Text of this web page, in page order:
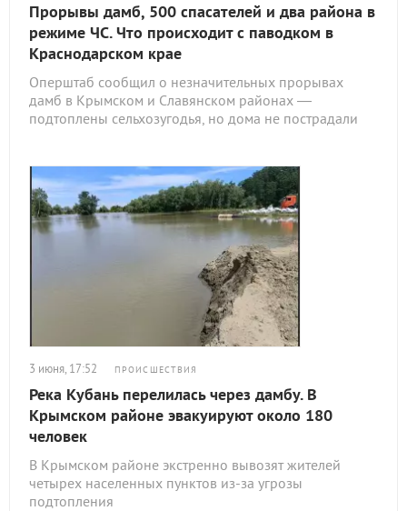
Прорывы дамб, 500 спасателей и два района в
режиме ЧС. Что происходит с паводком в
Краснодарском крае
Оперштаб сообщил о незначительных прорывах
дамб в Крымском и Славянском районах —
подтоплены сельхозугодья, но дома не пострадали
3 июня, 17:52 ПРОИСШЕСТВИЯ
Река Кубань перелилась через дамбу. В
Крымском районе эвакуируют около 180
человек
В Крымском районе экстренно вывозят жителей
четырех населенных пунктов из-за угрозы
подтопления